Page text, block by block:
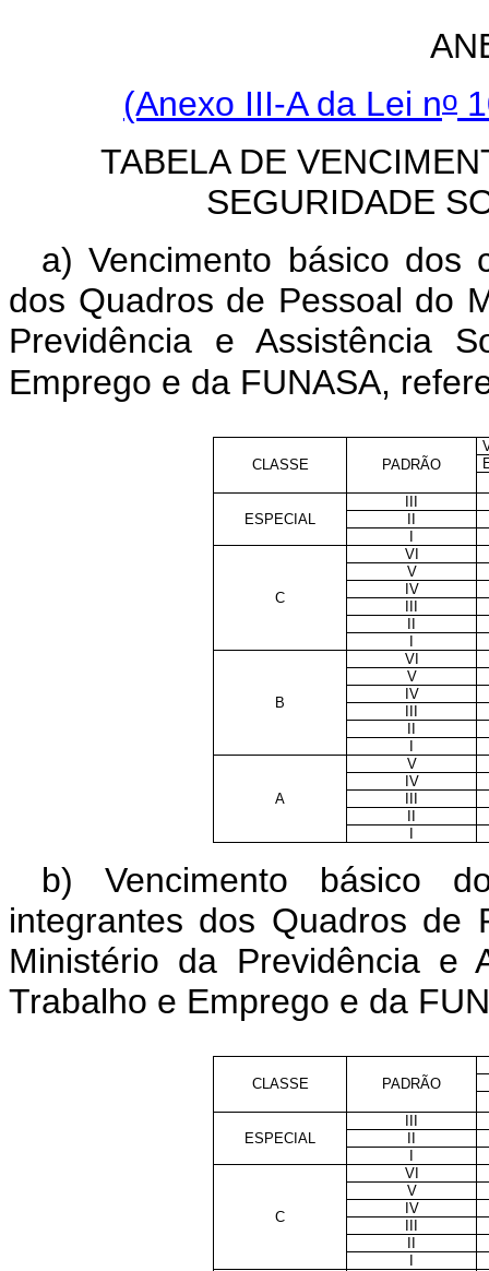
(Anexo III-A da Lei no
TABELA DE
SEGURIDADE
a) Vencimento básico dos
dos Quadros de Pessoal do
Previdência e Assistência
Emprego e da FUNASA,
CLASSE PADRÃO
ESPECIAL
III
II
I
C
VI
V
IV
III
II
I
B
VI
V
IV
III
II
I
A
V
IV
III
II
I
b) Vencimento básico
integrantes dos Quadros de
Ministério da Previdência e
Trabalho e Emprego e da
CLASSE PADRÃO
ESPECIAL
C
VI
V
IV